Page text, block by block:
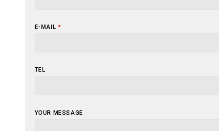
E-MAIL *
TEL
YOUR MESSAGE